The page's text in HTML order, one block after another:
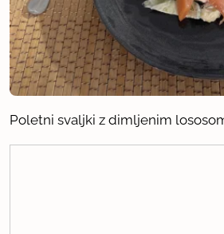
Poletni svaljki z dimljenim